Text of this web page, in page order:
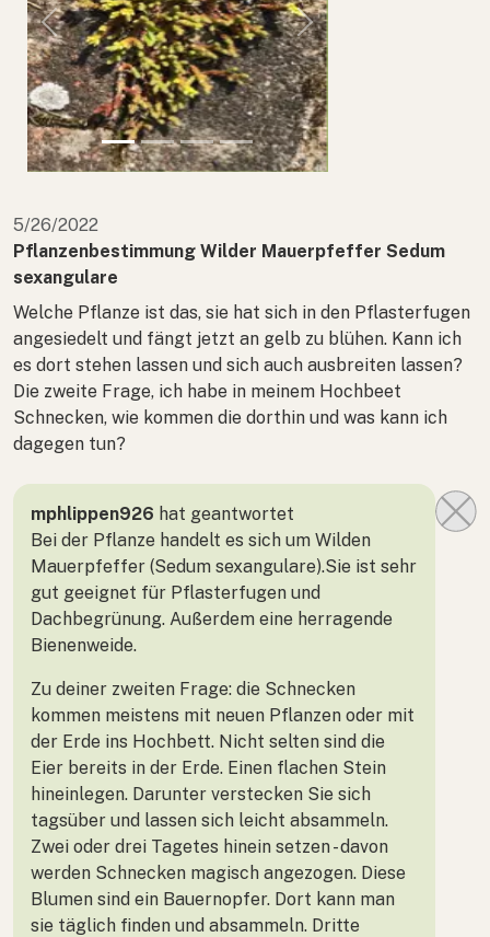
Previous Next
5/26/2022
Pflanzenbestimmung Wilder Mauerpfeffer Sedum
sexangulare
Welche Pflanze ist das, sie hat sich in den Pflasterfugen
angesiedelt und fängt jetzt an gelb zu blühen. Kann ich
es dort stehen lassen und sich auch ausbreiten lassen?
Die zweite Frage, ich habe in meinem Hochbeet
Schnecken, wie kommen die dorthin und was kann ich
dagegen tun?
mphlippen926 hat geantwortet
Bei der Pflanze handelt es sich um Wilden
Mauerpfeffer (Sedum sexangulare).Sie ist sehr
gut geeignet für Pflasterfugen und
Dachbegrünung. Außerdem eine herragende
Bienenweide.
Zu deiner zweiten Frage: die Schnecken
kommen meistens mit neuen Pflanzen oder mit
der Erde ins Hochbett. Nicht selten sind die
Eier bereits in der Erde. Einen flachen Stein
hineinlegen. Darunter verstecken Sie sich
tagsüber und lassen sich leicht absammeln.
Zwei oder drei Tagetes hinein setzen - davon
werden Schnecken magisch angezogen. Diese
Blumen sind ein Bauernopfer. Dort kann man
sie täglich finden und absammeln. Dritte